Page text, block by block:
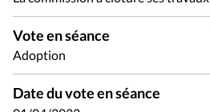
Vote en séance
Adoption
Date du vote en séance